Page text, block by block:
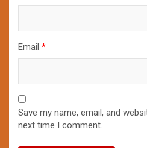
Email *
Save my name, email, and
next time I comment.